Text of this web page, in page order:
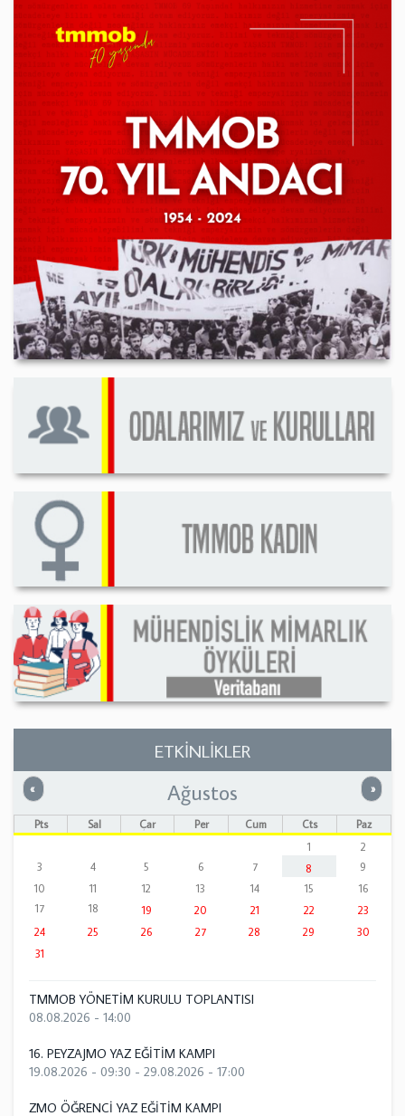
ETKİNLİKLER
« Önceki »
Ağustos
Pts Sal Çar Per Cum Cts
Paz
1
2
3
4 5 6 7 8
9
10
11 12 13 14 15
16
17
18 19 20 21 22
23
24
25 26 27 28 29
30
31
TMMOB YÖNETİM KURULU TOPLANTISI
08.08.2026 - 14:00
16. PEYZAJMO YAZ EĞİTİM KAMPI
19.08.2026 - 09:30 - 29.08.2026 - 17:00
ZMO ÖĞRENCİ YAZ EĞİTİM KAMPI